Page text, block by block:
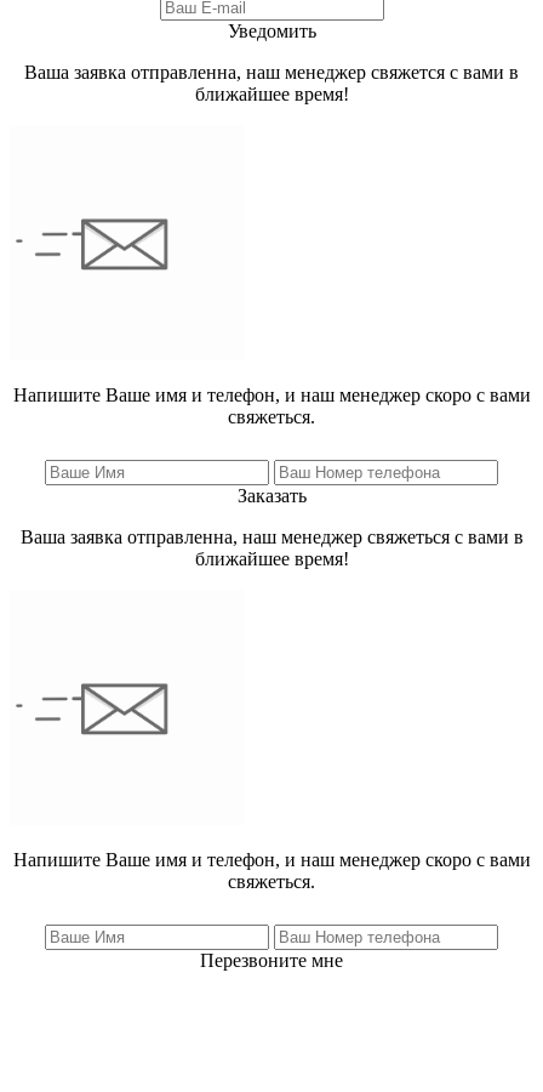
Уведомить
Ваша заявка отправленна, наш менеджер свяжется с вами в
ближайшее время!
Напишите Ваше имя и телефон, и наш менеджер скоро с вами
свяжеться.
Заказать
Ваша заявка отправленна, наш менеджер свяжеться с вами в
ближайшее время!
Напишите Ваше имя и телефон, и наш менеджер скоро с вами
свяжеться.
Перезвоните мне